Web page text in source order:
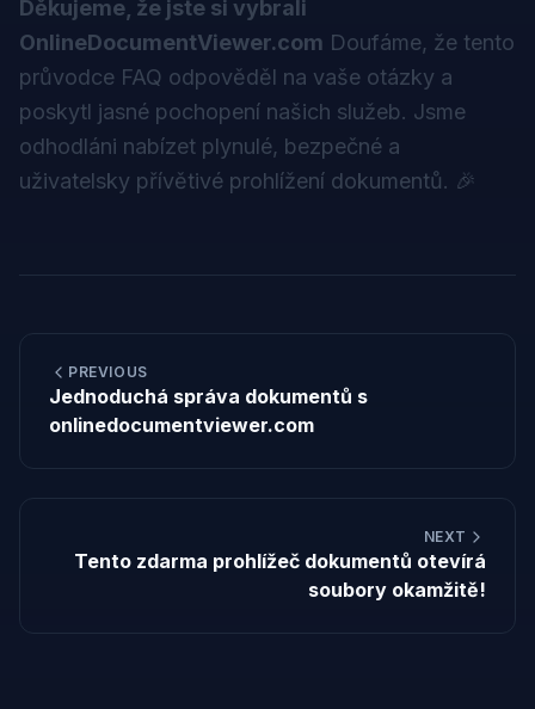
Děkujeme, že jste si vybrali
OnlineDocumentViewer.com Doufáme, že tento
průvodce FAQ odpověděl na vaše otázky a
poskytl jasné pochopení našich služeb. Jsme
odhodláni nabízet plynulé, bezpečné a
uživatelsky přívětivé prohlížení dokumentů. 🎉
PREVIOUS
Jednoduchá správa dokumentů s
onlinedocumentviewer.com
NEXT
Tento zdarma prohlížeč dokumentů otevírá
soubory okamžitě!